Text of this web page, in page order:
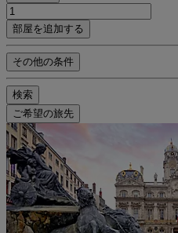
部屋を追加する
その他の条件
検索
ご希望の旅先